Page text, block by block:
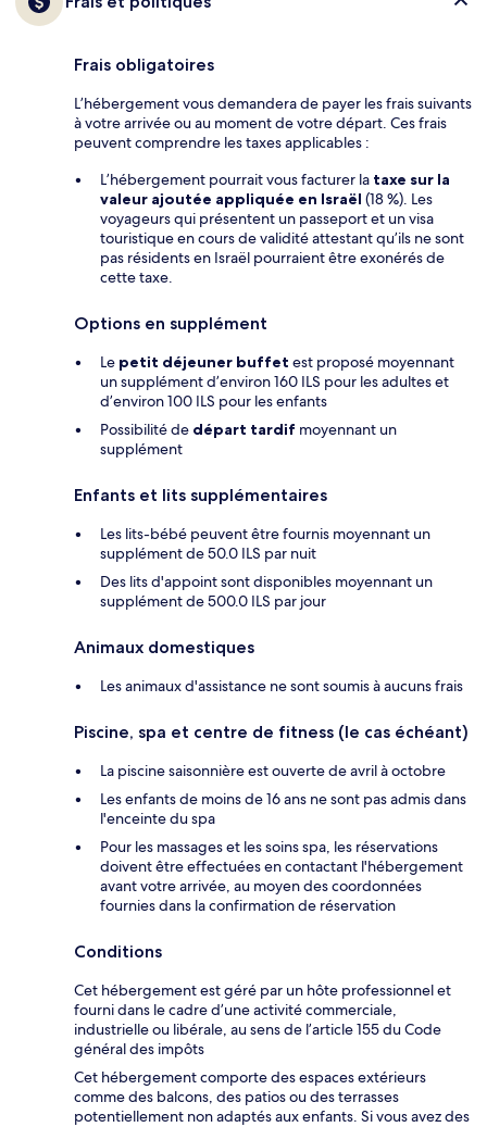
Frais obligatoires
L’hébergement vous demandera de payer les frais suivants
à votre arrivée ou au moment de votre départ. Ces frais
peuvent comprendre les taxes applicables :
L’hébergement pourrait vous facturer la taxe sur la
valeur ajoutée appliquée en Israël (18 %). Les
voyageurs qui présentent un passeport et un visa
touristique en cours de validité attestant qu’ils ne sont
pas résidents en Israël pourraient être exonérés de
cette taxe.
Options en supplément
Le petit déjeuner buffet est proposé moyennant
un supplément d’environ 160 ILS pour les adultes et
d’environ 100 ILS pour les enfants
Possibilité de départ tardif moyennant un
supplément
Enfants et lits supplémentaires
Les lits-bébé peuvent être fournis moyennant un
supplément de 50.0 ILS par nuit
Des lits d'appoint sont disponibles moyennant un
supplément de 500.0 ILS par jour
Animaux domestiques
Les animaux d'assistance ne sont soumis à aucuns frais
Piscine, spa et centre de fitness (le cas échéant)
La piscine saisonnière est ouverte de avril à octobre
Les enfants de moins de 16 ans ne sont pas admis dans
l'enceinte du spa
Pour les massages et les soins spa, les réservations
doivent être effectuées en contactant l'hébergement
avant votre arrivée, au moyen des coordonnées
fournies dans la confirmation de réservation
Conditions
Cet hébergement est géré par un hôte professionnel et
fourni dans le cadre d’une activité commerciale,
industrielle ou libérale, au sens de l’article 155 du Code
général des impôts
Cet hébergement comporte des espaces extérieurs
comme des balcons, des patios ou des terrasses
potentiellement non adaptés aux enfants. Si vous avez des